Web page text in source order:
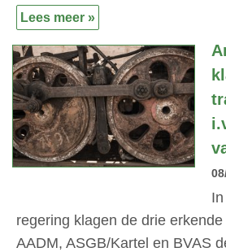
Lees meer »
regering klagen de drie
AADM, ASGB/Kartel en BVAS